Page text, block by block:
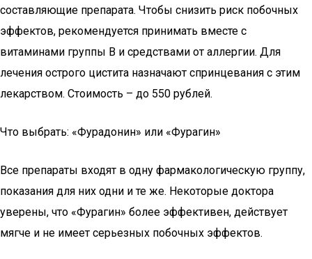
составляющие препарата. Чтобы снизить риск побочных
эффектов, рекомендуется принимать вместе с
витаминами группы В и средствами от аллергии. Для
лечения острого цистита назначают спринцевания с этим
лекарством. Стоимость – до 550 рублей.
Что выбрать: «Фурадонин» или «Фурагин»
Все препараты входят в одну фармакологическую группу,
показания для них одни и те же. Некоторые доктора
уверены, что «Фурагин» более эффективен, действует
мягче и не имеет серьезных побочных эффектов.